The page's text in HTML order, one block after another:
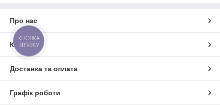
Про нас
Контакти
Доставка та оплата
Графік роботи
КНОПКА
ЗВ'ЯЗКУ